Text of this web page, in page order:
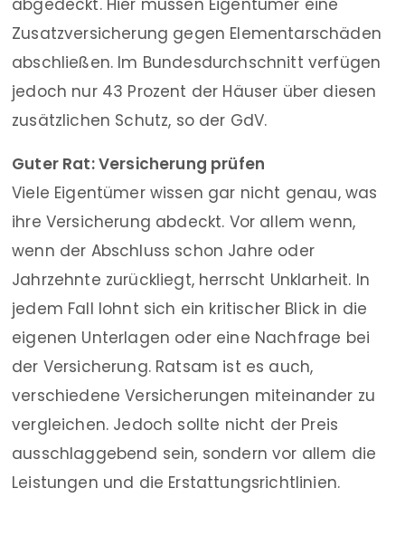
Zusatzversicherung gegen Elementarschäden
abschließen. Im Bundesdurchschnitt verfügen
jedoch nur 43 Prozent der Häuser über diesen
zusätzlichen Schutz, so der GdV.
Guter Rat: Versicherung prüfen
Viele Eigentümer wissen gar nicht genau, was
ihre Versicherung abdeckt. Vor allem wenn,
wenn der Abschluss schon Jahre oder
Jahrzehnte zurückliegt, herrscht Unklarheit. In
jedem Fall lohnt sich ein kritischer Blick in die
eigenen Unterlagen oder eine Nachfrage bei
der Versicherung. Ratsam ist es auch,
verschiedene Versicherungen miteinander zu
vergleichen. Jedoch sollte nicht der Preis
ausschlaggebend sein, sondern vor allem die
Leistungen und die Erstattungsrichtlinien.